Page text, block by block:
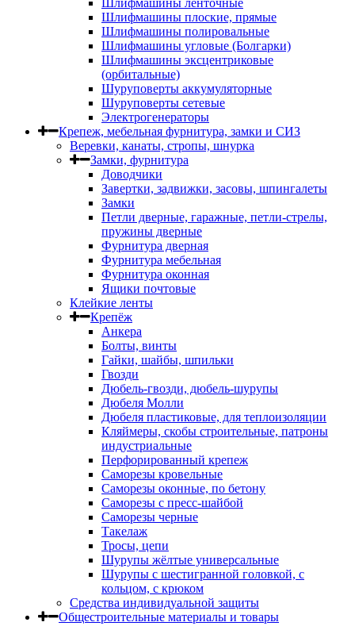
Шлифмашины ленточные
Шлифмашины плоские, прямые
Шлифмашины полировальные
Шлифмашины угловые (Болгарки)
Шлифмашины эксцентриковые
(орбитальные)
Шуруповерты аккумуляторные
Шуруповерты сетевые
Электрогенераторы
Крепеж, мебельная фурнитура, замки и СИЗ
Веревки, канаты, стропы, шнурка
Замки, фурнитура
Доводчики
Завертки, задвижки, засовы, шпингалеты
Замки
Петли дверные, гаражные, петли-стрелы,
пружины дверные
Фурнитура дверная
Фурнитура мебельная
Фурнитура оконная
Ящики почтовые
Клейкие ленты
Крепёж
Анкера
Болты, винты
Гайки, шайбы, шпильки
Гвозди
Дюбель-гвозди, дюбель-шурупы
Дюбеля Молли
Дюбеля пластиковые, для теплоизоляции
Кляймеры, скобы строительные, патроны
индустриальные
Перфорированный крепеж
Саморезы кровельные
Саморезы оконные, по бетону
Саморезы с пресс-шайбой
Саморезы черные
Такелаж
Тросы, цепи
Шурупы жёлтые универсальные
Шурупы с шестигранной головкой, с
кольцом, с крюком
Средства индивидуальной защиты
Общестроительные материалы и товары